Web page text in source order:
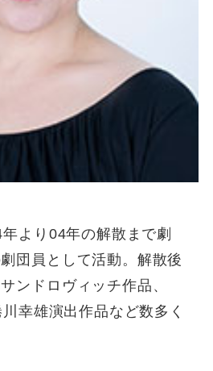
より04年の解散まで劇
団員として活動。解散後
ンドロヴィッチ作品、
幸雄演出作品など数多く